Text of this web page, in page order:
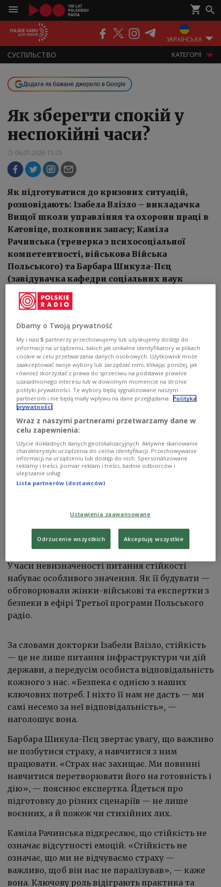
УКРАЇНСЬКА
СУСПІЛЬСТВО KАТЕГОРІЇ
ПОДКАСТИ ЕФІР
Додати як бажане джерело в Google
Як зберегти спокій у
неспокійні часи?
06.07.2026 15:25
Як підготуватися до кризових ситуацій,
розповідають: Ізабела Влізло – викладачка
Вищої школи управління та охорони праці в
Катовіце, полковник запасу; Каміла
Рачинська (тренерка з психосоціальної
компетентності, військова Війська
Польського) та Барбара Шикула-Пєц
(завідувачка кафедри соціальних наук
кафедри захисту населення та цивільної
оборони Пожежної академії).
АУДІО 1
 16'51 
Ми - суспільство. Як зберегти спокій у неспокійні часи?
У часи невизначеності питання стійкості
набуває особливого значення. Як її будувати —
обговорювали жінки-військові та експертки з
безпеки в ефірі Третьої програми Польського
радіо.
За словами докторки Ізабели Влізло, стійкість
— це не лише питання інфраструктури чи дій
держави, а передусім особиста відповідальність
кожного з нас. «Безпека є однією з наших
ключових потреб. І ніхто її нам не дасть — ми
самі несемо за неї відповідальність», —
наголошує вона.
Барбара Шикула-Пєц звертає увагу, що важливо
не позбутися страху, а навчитися з ним
працювати. «Страх нас захищає. Ми повинні
навчитися перетворювати його на готовність і
дію», — пояснює експертка. Йдеться про
підготовку до різних сценаріїв — не лише
воєнних, а й пожеж чи стихійних лих.
Каміла Рачинська підкреслює, що стійкість не
означає відсутності емоцій. «Стійкість не
означає, що ми не відчуваємо страху —
важливо, щоб він нас не паралізував», — каже
вона. Ключову роль відіграють практика та
Dbamy o Twoją prywatność
My i nasi5 partnerzy przechowujemy lub uzyskujemy dostęp do
informacji na urządzeniu, takich jak unikalne identyfikatory w plikach
cookie w celu przetwarzania danych osobowych. Użytkownik może
zaakceptować swoje wybory lub zarządzać nimi, klikając poniżej, jak
również skorzystać z prawa do sprzeciwu na podstawie prawnie
uzasadnionego interesu lub w dowolnym momencie na stronie
polityki prywatności. Te wybory będą sygnalizowane naszym
partnerom i nie będą miały wpływu na dane przeglądania.
Polityka
prywatności
Wraz z naszymi partnerami przetwarzamy dane w
celu zapewnienia:
Użycie dokładnych danych geolokalizacyjnych. Aktywne skanowanie
charakterystyki urządzenia do celów identyfikacji. Przechowywanie
informacji na urządzeniu lub dostęp do nich. Spersonalizowane
reklamy i treści, pomiar reklam i treści, badnie odbiorców i
ulepszanie usług.
Lista partnerów (dostawców)
Ustawienia zaawansowane
Odrzucenie wszystkich Akceptuję wszystkie